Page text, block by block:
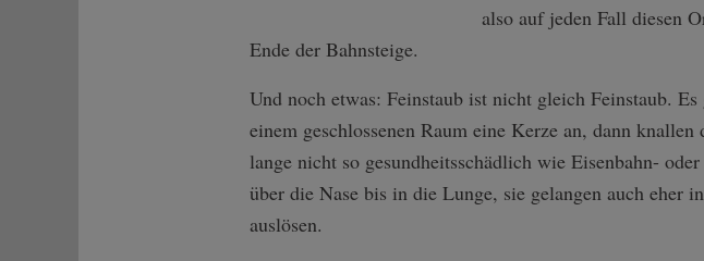
also auf jeden Fall diesen
Ende der Bahnsteige.
Und noch etwas: Feinstaub ist nicht gleich Feinstaub.
einem geschlossenen Raum eine Kerze an, dann
lange nicht so gesundheitsschädlich wie Eisenbahn-
über die Nase bis in die Lunge, sie gelangen auch eher
auslösen.